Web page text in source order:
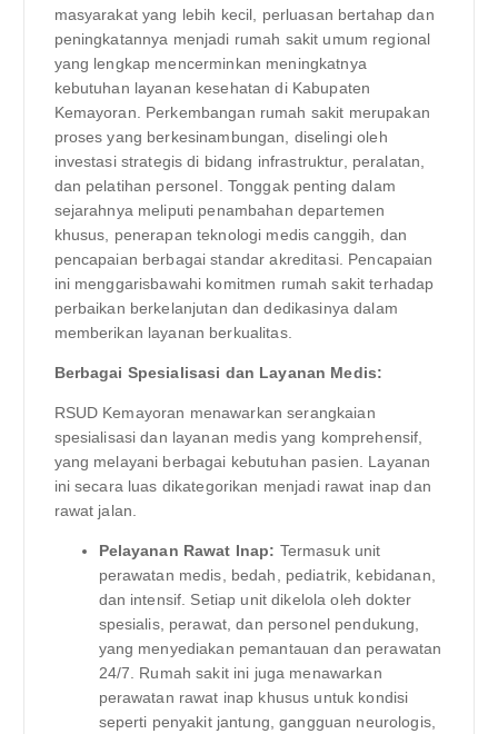
masyarakat yang lebih kecil, perluasan bertahap dan
peningkatannya menjadi rumah sakit umum regional
yang lengkap mencerminkan meningkatnya
kebutuhan layanan kesehatan di Kabupaten
Kemayoran. Perkembangan rumah sakit merupakan
proses yang berkesinambungan, diselingi oleh
investasi strategis di bidang infrastruktur, peralatan,
dan pelatihan personel. Tonggak penting dalam
sejarahnya meliputi penambahan departemen
khusus, penerapan teknologi medis canggih, dan
pencapaian berbagai standar akreditasi. Pencapaian
ini menggarisbawahi komitmen rumah sakit terhadap
perbaikan berkelanjutan dan dedikasinya dalam
memberikan layanan berkualitas.
Berbagai Spesialisasi dan Layanan Medis:
RSUD Kemayoran menawarkan serangkaian
spesialisasi dan layanan medis yang komprehensif,
yang melayani berbagai kebutuhan pasien. Layanan
ini secara luas dikategorikan menjadi rawat inap dan
rawat jalan.
Pelayanan Rawat Inap: Termasuk unit
perawatan medis, bedah, pediatrik, kebidanan,
dan intensif. Setiap unit dikelola oleh dokter
spesialis, perawat, dan personel pendukung,
yang menyediakan pemantauan dan perawatan
24/7. Rumah sakit ini juga menawarkan
perawatan rawat inap khusus untuk kondisi
seperti penyakit jantung, gangguan neurologis,